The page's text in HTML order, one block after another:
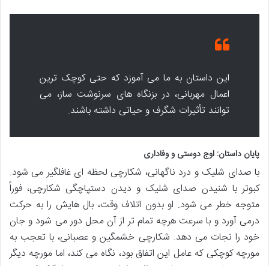
این داستان به ما می آموزد که حتی کوچک ترین
اعمال مهربانی، در بزنگاه های سرنوشت ساز، می
توانند تأثیرات شگرف و حیاتی داشته باشند.
پایان داستان: اوج دوستی و وفاداری
با صدای شلیک و درد ناگهانی، شکارچی لحظه ای غافلگیر می شود.
کبوتر با شنیدن صدای شلیک و دیدن دستپاچگی شکارچی، فوراً
متوجه خطر می شود. او بدون اتلاف وقت، بال هایش را به حرکت
درمی آورد و با سرعت هرچه تمام تر از آن محل دور می شود و جان
خود را نجات می دهد. شکارچی خشمگین و عصبانی، با تعجب به
مورچه کوچکی که عامل این اتفاق بود، نگاه می کند، اما مورچه دیگر